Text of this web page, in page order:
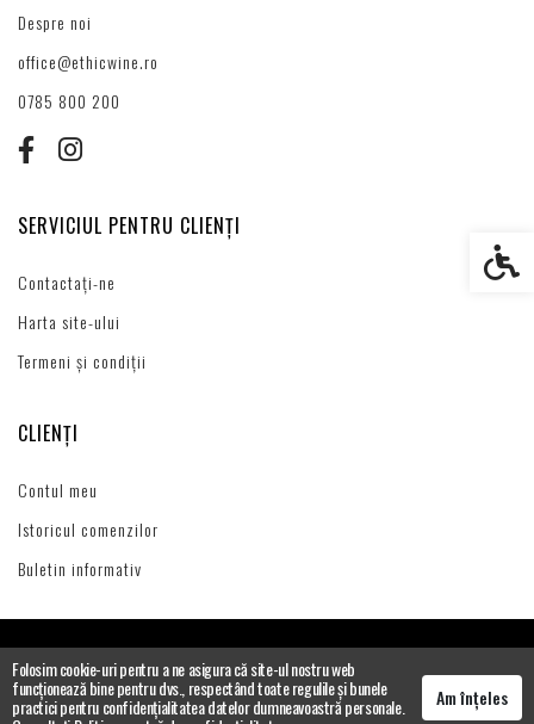
Folosim cookie-uri pentru a ne asigura că site-ul nostru web
funcționează bine pentru dvs., respectând toate regulile și bunele
practici pentru confidențialitatea datelor dumneavoastră personale. Am înțeles
Despre noi
office@ethicwine.ro
0785 800 200
SERVICIUL PENTRU CLIENȚI
Contactați-ne
Harta site-ului
Termeni și condiții
CLIENȚI
Contul meu
Istoricul comenzilor
Buletin informativ
Setări